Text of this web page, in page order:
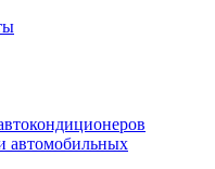
автомобильных